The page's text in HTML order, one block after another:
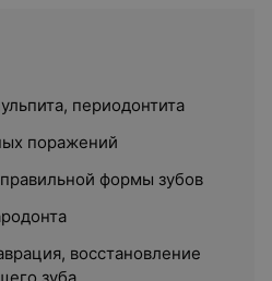
периодонтита
поражений
формы зубов
восстановление